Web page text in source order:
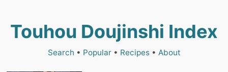
Touhou Doujinshi Index
Search • Popular• Recipes• About